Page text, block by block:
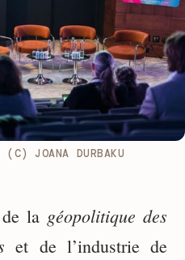
(C) JOANA DURBAKU
la géopolitique des
et de l’industrie de